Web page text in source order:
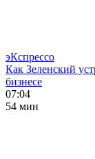
эКспрессо
Как Зеленский
бизнесе
07:04
54 мин